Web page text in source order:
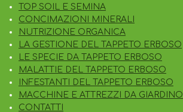
A
G
R
A
M
TOP SOIL E SEMINA
CONCIMAZIONI MINERALI
NUTRIZIONE ORGANICA
LA GESTIONE DEL TAPPETO ERBOSO
LE SPECIE DA TAPPETO ERBOSO
MALATTIE DEL TAPPETO ERBOSO
INFESTANTI DEL TAPPETO ERBOSO
MACCHINE E ATTREZZI DA GIARDINO
CONTATTI